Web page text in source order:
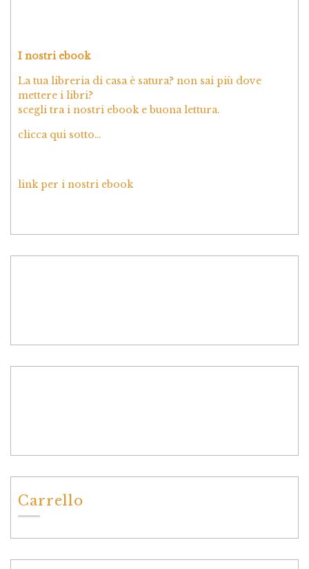
I nostri ebook
La tua libreria di casa è satura? non sai più dove
mettere i libri?
scegli tra i nostri ebook e buona lettura.
clicca qui sotto…
link per i nostri ebook
Carrello